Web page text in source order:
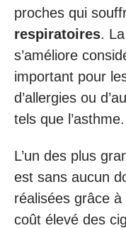
proches qui
respiratoires. La
s’améliore
important pour
d’allergies ou
tels que l’asthme.
L’un des plus
est sans aucun
réalisées grâce à
coût élevé des